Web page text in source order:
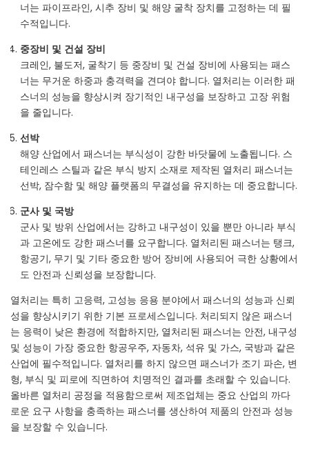
너는 파이프라인, 시추 장비 및 해양 굴착 장치를 고정하는 데 필
수적입니다.
중장비 및 건설 장비
크레인, 불도저, 굴착기 등 중장비 및 건설 장비에 사용되는 패스
너는 무거운 하중과 충격력을 견뎌야 합니다. 열처리는 이러한 패
스너의 성능을 향상시켜 장기적인 내구성을 보장하고 고장 위험
을 줄입니다.
선박
해양 산업에서 패스너는 부식성이 강한 바닷물에 노출됩니다. 스
테인레스 스틸과 같은 부식 방지 소재로 제작된 열처리 패스너는
선박, 잠수함 및 해양 플랫폼의 무결성을 유지하는 데 중요합니다.
군사 및 국방
군사 및 방위 산업에서는 강하고 내구성이 있을 뿐만 아니라 부식
과 고온에도 강한 패스너를 요구합니다. 열처리된 패스너는 탱크,
항공기, 무기 및 기타 중요한 방어 장비에 사용되어 극한 상황에서
도 안전과 신뢰성을 보장합니다.
열처리는 특히 고응력, 고성능 응용 분야에서 패스너의 성능과 신뢰
성을 향상시키기 위한 기본 프로세스입니다. 처리되지 않은 패스너
는 응력이 낮은 환경에 적합하지만, 열처리된 패스너는 안전, 내구성
및 성능이 가장 중요한 항공우주, 자동차, 석유 및 가스, 국방과 같은
산업에 필수적입니다. 열처리를 하지 않으면 패스너가 조기 파손, 변
형, 부식 및 피로에 직면하여 치명적인 결과를 초래할 수 있습니다.
올바른 열처리 공정을 적용함으로써 제조업체는 중요 산업의 까다
로운 요구 사항을 충족하는 패스너를 생산하여 제품의 안전과 성능
을 보장할 수 있습니다.